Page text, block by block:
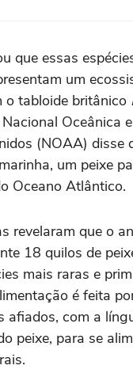
que essas
um
o tabloide britânico
Oceânica
(NOAA) disse
um peixe
Oceano Atlântico.
revelaram que o
18 quilos de
mais raras e
é feita
afiados, com a
peixe, para se